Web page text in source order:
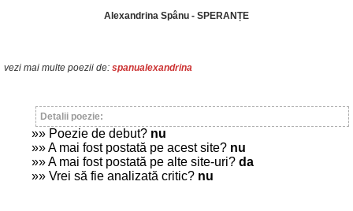
Alexandrina Spânu - SPERANȚE
vezi mai multe poezii de: spanualexandrina
Detalii poezie:
»» Poezie de debut? nu
»» A mai fost postată pe acest site? nu
»» A mai fost postată pe alte site-uri? da
»» Vrei să fie analizată critic? nu